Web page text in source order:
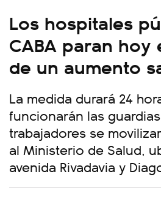
Los hospitales
CABA paran hoy
de un aumento
La medida durará 24
funcionarán las
trabajadores se
al Ministerio de Salud,
avenida Rivadavia y